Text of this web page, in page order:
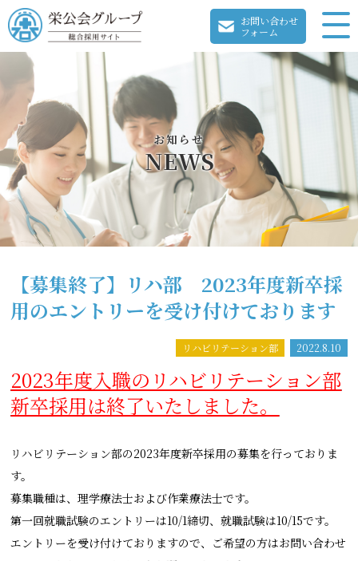
お問い合わせ
フォーム
お知らせ
NEWS
【募集終了】リハ部 2023年度新卒採
用のエントリーを受け付けております
2022.8.10
リハビリテーション部
2023年度入職のリハビリテーション部
新卒採用は終了いたしました。
リハビリテーション部の2023年度新卒採用の募集を行っておりま
す。
募集職種は、理学療法士および作業療法士です。
第一回就職試験のエントリーは10/1締切、就職試験は10/15です。
エントリーを受け付けておりますので、ご希望の方はお問い合わせ